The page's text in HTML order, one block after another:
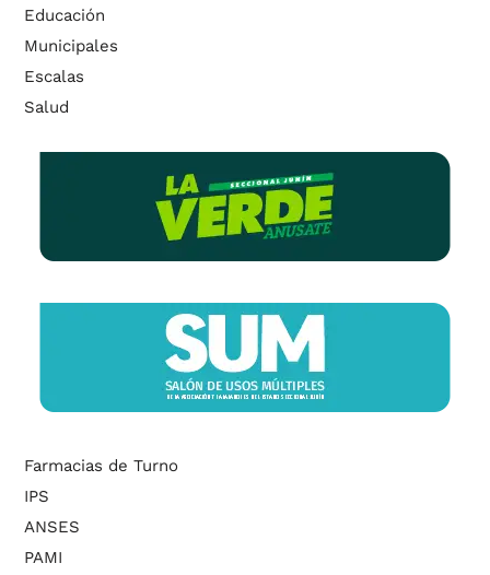
Educación
Municipales
Escalas
Salud
Farmacias de Turno
IPS
ANSES
PAMI